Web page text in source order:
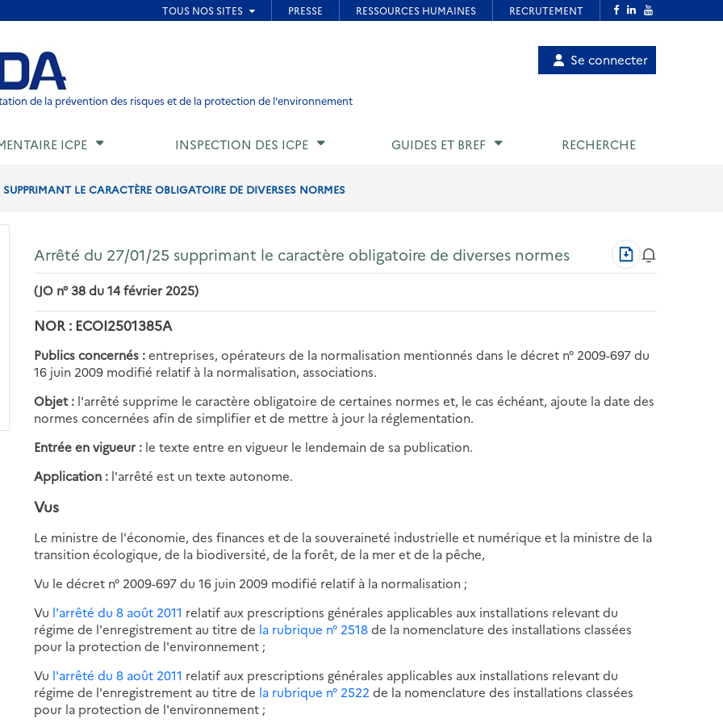
de page
de la prévention des risques et de la protection de l'environnement
Menu
utilisateur
Se connecter
ICPE INSPECTION DES ICPE GUIDES ET BREF RECHERCHE
LE CARACTÈRE OBLIGATOIRE DE DIVERSES NORMES
Arrêté du 27/01/25 supprimant le caractère obligatoire de diverses normes
Télécharger
au
(JO n° 38 du 14 février 2025)
NOR : ECOI2501385A
Publics concernés :entreprises, opérateurs de la normalisation mentionnés dans le décret n° 2009-697 du
16 juin 2009 modifié relatif à la normalisation, associations.
Objet : l'arrêté supprime le caractère obligatoire de certaines normes et, le cas échéant, ajoute la date des
normes concernées afin de simplifier et de mettre à jour la réglementation.
Entrée en vigueur : le texte entre en vigueur le lendemain de sa publication.
Application : l'arrêté est un texte autonome.
Vus
Le ministre de l'économie, des finances et de la souveraineté industrielle et numérique et la ministre de la
transition écologique, de la biodiversité, de la forêt, de la mer et de la pêche,
Vu le décret n° 2009-697 du 16 juin 2009 modifié relatif à la normalisation ;
Vu l'arrêté du 8 août 2011 relatif aux prescriptions générales applicables aux installations relevant du
régime de l'enregistrement au titre de la rubrique n° 2518de la nomenclature des installations classées
pour la protection de l'environnement ;
Vu l'arrêté du 8 août 2011 relatif aux prescriptions générales applicables aux installations relevant du
régime de l'enregistrement au titre de la rubrique n° 2522 de la nomenclature des installations classées
pour la protection de l'environnement ;